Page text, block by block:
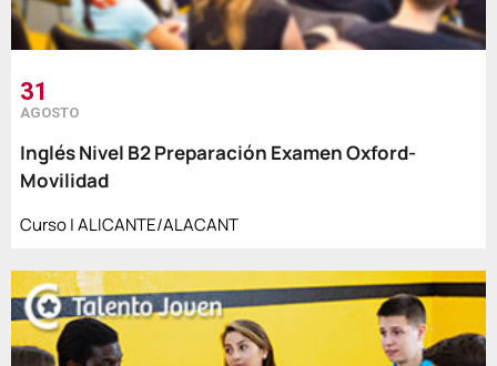
31
AGOSTO
Inglés Nivel B2 Preparación Examen Oxford-
Movilidad
Curso | ALICANTE/ALACANT